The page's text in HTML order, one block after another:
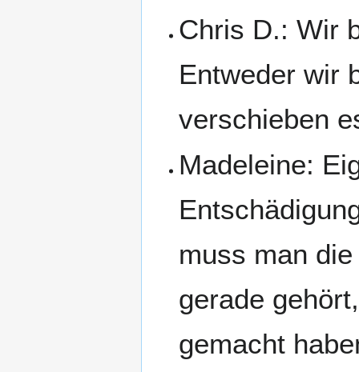
Chris D.: Wir
Entweder wir
verschieben
Madeleine:
muss man
gerade
gemacht